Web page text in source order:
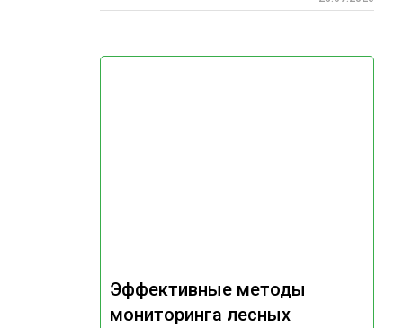
Эффективные методы
мониторинга лесных